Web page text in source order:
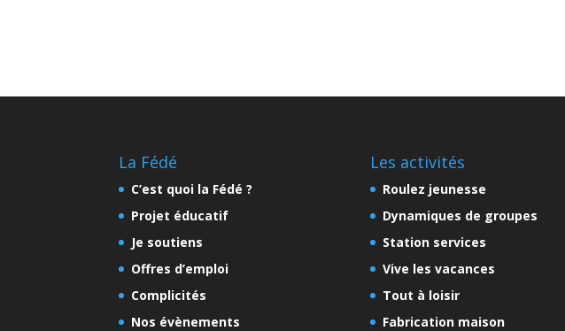
La Fédé
C’est quoi la Fédé ?
Projet éducatif
Je soutiens
Offres d’emploi
Complicités
Nos évènements
Les activités
Roulez jeunesse
Dynamiques de groupes
Station services
Vive les vacances
Tout à loisir
Fabrication maison